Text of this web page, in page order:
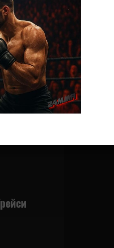
260 Лима
арене
Аноним
на бой